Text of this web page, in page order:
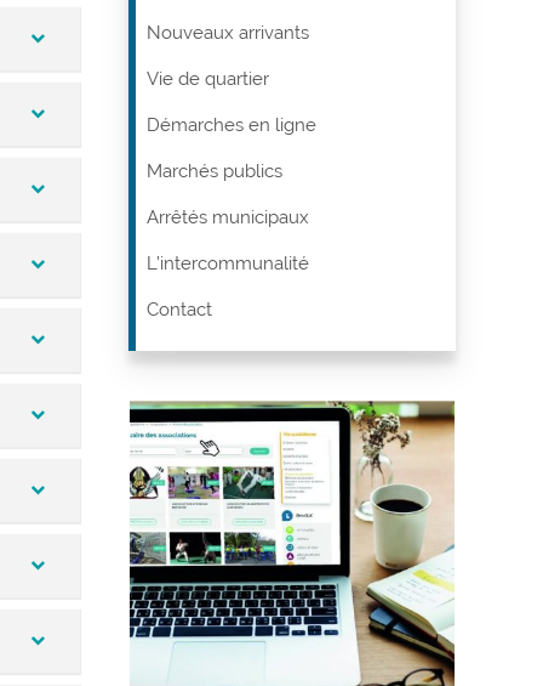
Nouveaux arrivants
Vie de quartier
Démarches en ligne
Marchés publics
Arrêtés municipaux
L’intercommunalité
Contact